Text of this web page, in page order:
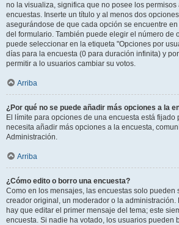
no la visualiza, significa que no posee los
encuestas. Inserte un título y al menos dos
asegurándose de que cada opción se encuentre
del formulario. También puede elegir el número de
puede seleccionar en la etiqueta "Opciones por
días para la encuesta (0 para duración infinita) y
permitir a lo usuarios cambiar su votos.
Arriba
¿Por qué no se puede añadir más opciones a la
El límite para opciones de una encuesta está fijado
necesita añadir más opciones a la encuesta,
Administración.
Arriba
¿Cómo edito o borro una encuesta?
Como en los mensajes, las encuestas solo pueden
creador original, un moderador o la administración.
hay que editar el primer mensaje del tema; este
encuesta. Si nadie ha votado, los usuarios pueden